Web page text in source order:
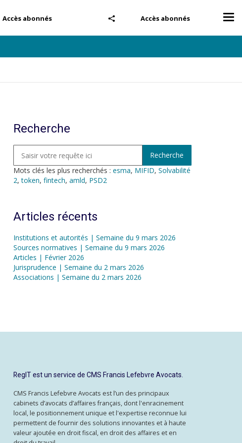
Accès abonnés
Accès abonnés
Recherche
Mots clés les plus recherchés : esma, MIFID, Solvabilité
2,token, fintech, amld, PSD2
Articles récents
Institutions et autorités | Semaine du 9 mars 2026
Sources normatives | Semaine du 9 mars 2026
Articles | Février 2026
Jurisprudence | Semaine du 2 mars 2026
Associations | Semaine du 2 mars 2026
RegIT est un service de CMS Francis Lefebvre Avocats.
CMS Francis Lefebvre Avocats est l’un des principaux
cabinets d’avocats d’affaires français, dont l'enracinement
local, le positionnement unique et l'expertise reconnue lui
permettent de fournir des solutions innovantes et à haute
valeur ajoutée en droit fiscal, en droit des affaires et en